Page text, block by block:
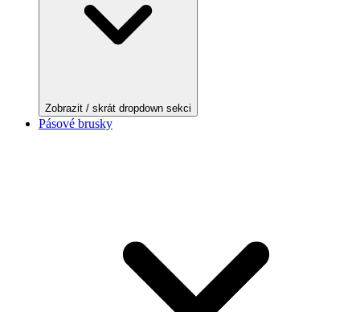
Zobrazit / skrát dropdown sekci
Pásové brusky